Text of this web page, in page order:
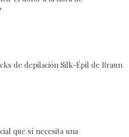
de depilación Silk-Épil de Braun
que sí necesita una